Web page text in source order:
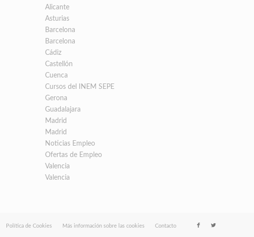
Alicante
Asturias
Barcelona
Barcelona
Cádiz
Castellón
Cuenca
Cursos del INEM SEPE
Gerona
Guadalajara
Madrid
Madrid
Noticias Empleo
Ofertas de Empleo
Valencia
Valencia
Política de Cookies Más información sobre las cookies Contacto